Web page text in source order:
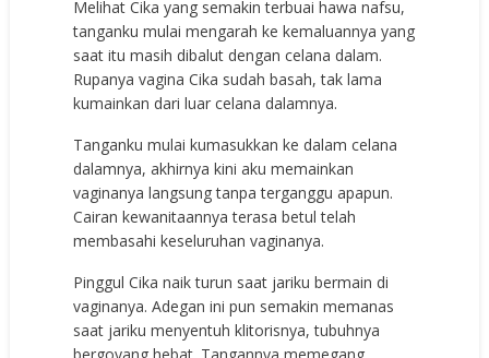
Melihat Cika yang semakin terbuai hawa nafsu,
tanganku mulai mengarah ke kemaluannya yang
saat itu masih dibalut dengan celana dalam.
Rupanya vagina Cika sudah basah, tak lama
kumainkan dari luar celana dalamnya.
Tanganku mulai kumasukkan ke dalam celana
dalamnya, akhirnya kini aku memainkan
vaginanya langsung tanpa terganggu apapun.
Cairan kewanitaannya terasa betul telah
membasahi keseluruhan vaginanya.
Pinggul Cika naik turun saat jariku bermain di
vaginanya. Adegan ini pun semakin memanas
saat jariku menyentuh klitorisnya, tubuhnya